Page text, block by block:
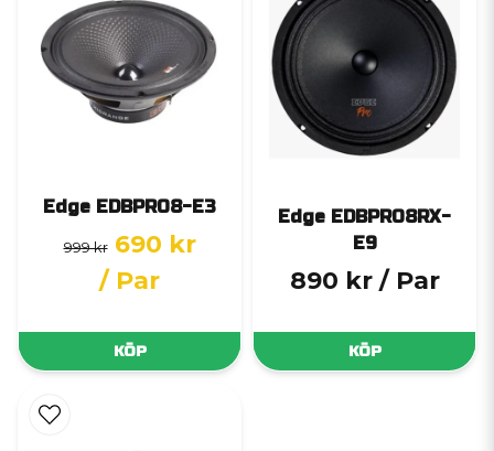
Edge EDBPRO8-E3
999 kr 690 kr
/ Par
KÖP
Edge EDBPRO8RX-
E9
890 kr / Par
KÖP